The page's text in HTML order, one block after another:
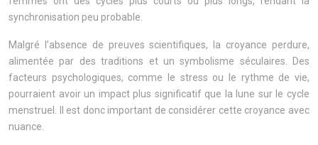
synchronisation peu probable.
Malgré l’absence de preuves scientifiques, la croyance perdure,
alimentée par des traditions et un symbolisme séculaires. Des
facteurs psychologiques, comme le stress ou le rythme de vie,
pourraient avoir un impact plus significatif que la lune sur le cycle
menstruel. Il est donc important de considérer cette croyance avec
nuance.